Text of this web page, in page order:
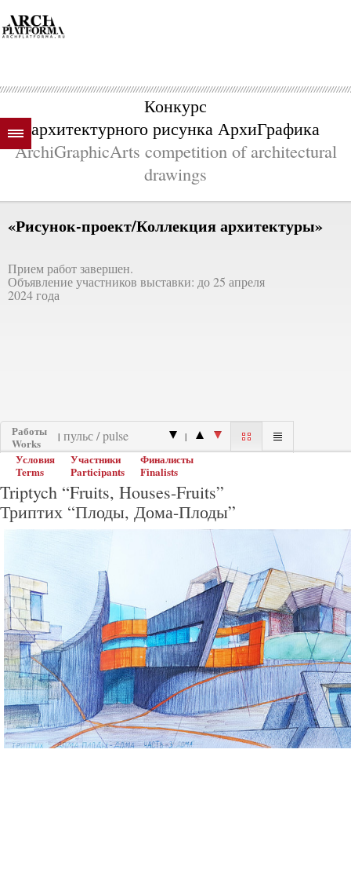
Конкурс
архитектурного рисунка АрхиГрафика
ArchiGraphicArts competition of architectural
drawings
«Рисунок-проект/Коллекция архитектуры»
Прием работ завершен.
Объявление участников выставки: до 25 апреля
2024 года
Работы
Works
| |
Условия
Terms
Участники
Participants
Финалисты
Finalists
Triptych “Fruits, Houses-Fruits”
Триптих “Плоды, Дома-Плоды”